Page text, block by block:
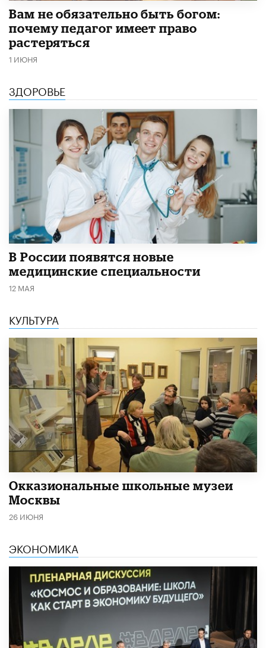
​Вам не обязательно быть богом:
почему педагог имеет право
растеряться
1 ИЮНЯ
ЗДОРОВЬЕ
В России появятся новые
медицинские специальности
12 МАЯ
КУЛЬТУРА
​Окказиональные школьные музеи
Москвы
26 ИЮНЯ
ЭКОНОМИКА